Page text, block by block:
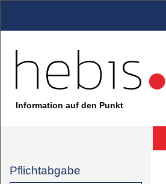
Information auf den Punkt
Pflichtabgabe